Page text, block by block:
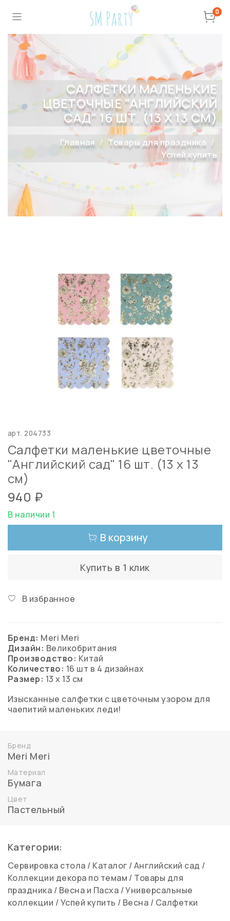
0
САЛФЕТКИ МАЛЕНЬКИЕ
ЦВЕТОЧНЫЕ "АНГЛИЙСКИЙ
САД" 16 ШТ. (13 Х 13 СМ)
Главная
Товары для праздника
Успей купить
арт.204733
Салфетки маленькие цветочные
"Английский сад" 16 шт. (13 х 13
см)
940 ₽
В наличии 1
В корзину
Купить в 1 клик
В избранное
Бренд: Meri Meri
Дизайн: Великобритания
Производство: Китай
Количество: 16 шт в 4 дизайнах
Размер: 13 х 13 см
Изысканные салфетки с цветочным узором для
чаепитий маленьких леди!
Бренд
Meri Meri
Материал
Бумага
Цвет
Пастельный
Категории:
Сервировка стола / Каталог /Английский сад /
Коллекции декора по темам / Товары для
праздника / Весна и Пасха /Универсальные
коллекции /Успей купить / Весна / Салфетки